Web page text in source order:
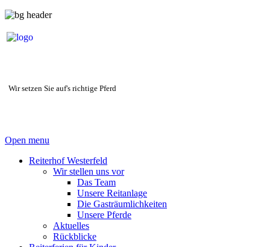
Wir setzen Sie auf's richtige Pferd
Open menu
Reiterhof Westerfeld
Wir stellen uns vor
Das Team
Unsere Reitanlage
Die Gasträumlichkeiten
Unsere Pferde
Aktuelles
Rückblicke